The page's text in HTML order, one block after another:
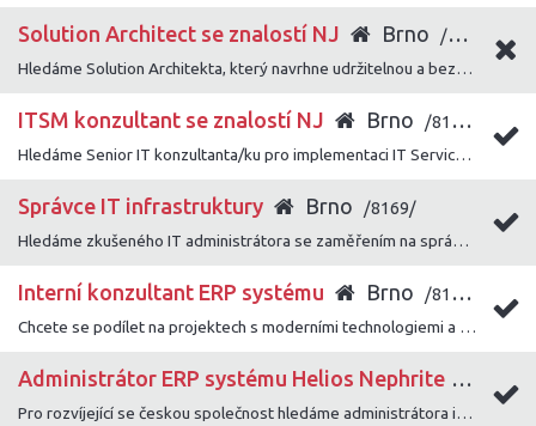
Solution Architect se znalostí NJ Brno
/8171/
Hledáme Solution Architekta, který navrhne udržitelnou a bezpečnou architekturu a bude klíčovou technickou oporou při realizaci zákaznických projektů.
ITSM konzultant se znalostí NJ Brno
/8170/
Hledáme Senior IT konzultanta/ku pro implementaci IT Service Management řešení u firemních zákazníků.
Správce IT infrastruktury Brno
/8169/
Hledáme zkušeného IT administrátora se zaměřením na správu a rozvoj firemní IT infrastruktury, který se orientuje napříč oblastmi serverové infrastruktury, sítí, virtualizace a bezpečnosti.
Interní konzultant ERP systému Brno
/8166/
Chcete se podílet na projektech s moderními technologiemi a přístupy, a zároveň mít prostor, kde lze uplatnit své vlastní nápady a vize? Poté mrkněte na tuto pozici!
Administrátor ERP systému Helios Nephrite
Pro rozvíjející se českou společnost hledáme administrátora informačního systému Helios Nephrite.